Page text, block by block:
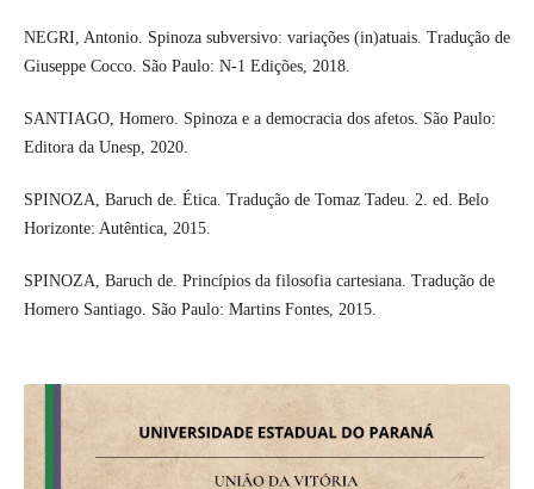
NEGRI, Antonio. Spinoza subversivo: variações (in)atuais. Tradução de
Giuseppe Cocco. São Paulo: N-1 Edições, 2018.
SANTIAGO, Homero. Spinoza e a democracia dos afetos. São Paulo:
Editora da Unesp, 2020.
SPINOZA, Baruch de. Ética. Tradução de Tomaz Tadeu. 2. ed. Belo
Horizonte: Autêntica, 2015.
SPINOZA, Baruch de. Princípios da filosofia cartesiana. Tradução de
Homero Santiago. São Paulo: Martins Fontes, 2015.